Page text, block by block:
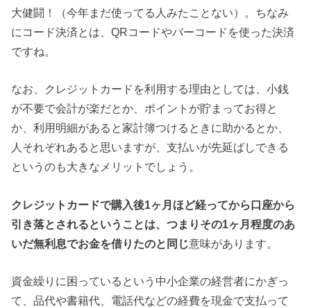
大健闘！（今年まだ使ってる人みたことない）。ちなみ
にコード決済とは、QRコードやバーコードを使った決済
ですね。
なお、クレジットカードを利用する理由としては、小銭
が不要で会計が楽だとか、ポイントが貯まってお得と
か、利用明細があると家計簿つけるときに助かるとか、
人それぞれあると思いますが、支払いが先延ばしできる
というのも大きなメリットでしょう。
クレジットカードで購入後1ヶ月ほど経ってから口座から
引き落とされるということは、つまりその1ヶ月程度のあ
いだ無利息でお金を借りたのと同じ意味があります。
資金繰りに困っているという中小企業の経営者にかぎっ
て、品代や書籍代、電話代などの経費を現金で支払って